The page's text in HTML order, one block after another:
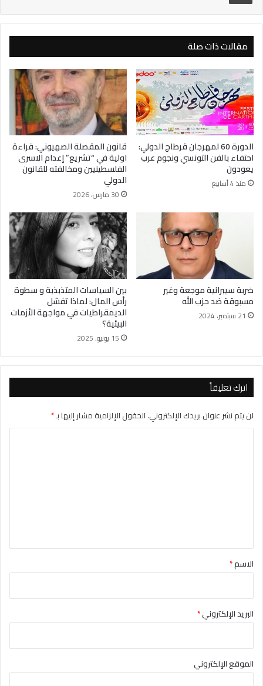
مقالات ذات صلة
الدورة 60 لمهرجان قرطاج الدولي:
احتفاء بالفن التونسي ونجوم عرب
يعودون
منذ 4 أسابيع
قانون المقصلة الصهيوني: قراءة
اولية في “تشريع” إعدام الاسرى
الفلسطينيين ومخالفته للقانون
الدولي
30 مارس، 2026
ضربة سيبرانية موجعة وغير
مسبوقة ضد حزب الله
21 سبتمبر، 2024
بين السياسات المتذبذبة و سطوة
رأس المال: لماذا تفشل
الديمقراطيات في مواجهة الأزمات
البيئية؟
15 يونيو، 2025
اترك تعليقاً
لن يتم نشر عنوان بريدك الإلكتروني.الحقول الإلزامية مشار إليها بـ*
*الاسم*
البريد الإلكتروني*
الموقع الإلكتروني